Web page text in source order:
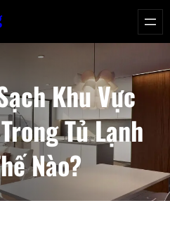
Khu Vực
Tủ Lạnh
Nào?